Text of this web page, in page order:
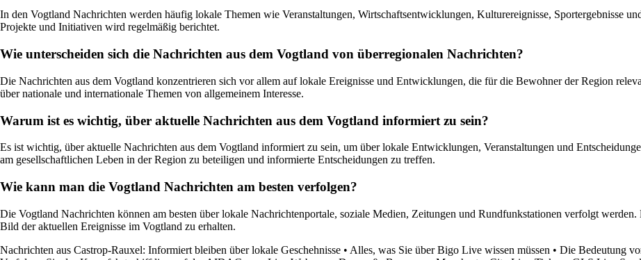
In den Vogtland Nachrichten werden häufig lokale Themen wie Veranstaltungen, Wirtschaftsentwicklungen, Kulturereignisse, Sportergebnisse
Projekte und Initiativen wird regelmäßig berichtet.
Wie unterscheiden sich die Nachrichten aus dem Vogtland von überregionalen Nachrichten?
Die Nachrichten aus dem Vogtland konzentrieren sich vor allem auf lokale Ereignisse und Entwicklungen, die für die Bewohner der Region
über nationale und internationale Themen von allgemeinem Interesse.
Warum ist es wichtig, über aktuelle Nachrichten aus dem Vogtland informiert zu sein?
Es ist wichtig, über aktuelle Nachrichten aus dem Vogtland informiert zu sein, um über lokale Entwicklungen, Veranstaltungen und
am gesellschaftlichen Leben in der Region zu beteiligen und informierte Entscheidungen zu treffen.
Wie kann man die Vogtland Nachrichten am besten verfolgen?
Die Vogtland Nachrichten können am besten über lokale Nachrichtenportale, soziale Medien, Zeitungen und Rundfunkstationen verfolgt
Bild der aktuellen Ereignisse im Vogtland zu erhalten.
Nachrichten aus Castrop-Rauxel: Informiert bleiben über lokale Geschehnisse • Alles, was Sie über Bigo Live wissen müssen • Die Bedeutung